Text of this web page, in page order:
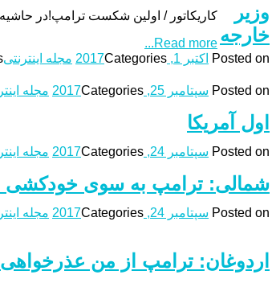
کاریکاتور / اولین شکست ترامپ!در
Read more...
Posted on اکتبر 1, 2017 Categories مجله اینترنتی
وزیر
خارجه
Posted on سپتامبر 25, 2017 Categories مجله
اول آمریکا
Posted on سپتامبر 24, 2017 Categories مجله
شمالی: ترامپ به سوی خودکشی
Posted on سپتامبر 24, 2017 Categories مجله
اردوغان: ترامپ از من